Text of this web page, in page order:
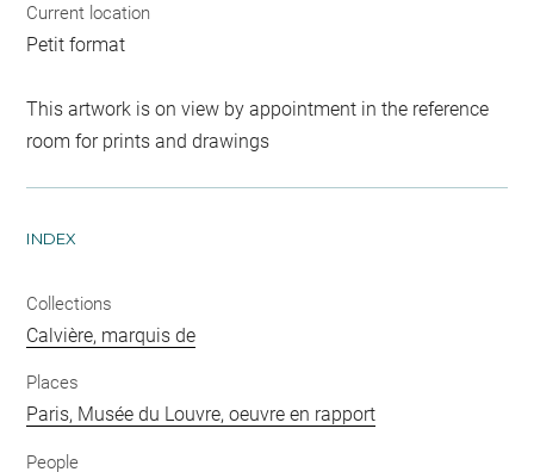
Current location
Petit format
This artwork is on view by appointment in the reference
room for prints and drawings
INDEX
Collections
Calvière, marquis de
Places
Paris, Musée du Louvre, oeuvre en rapport
People